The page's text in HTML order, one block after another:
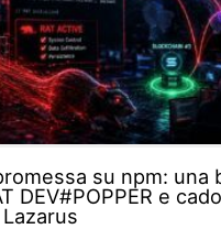
su npm: una
DEV#POPPER e